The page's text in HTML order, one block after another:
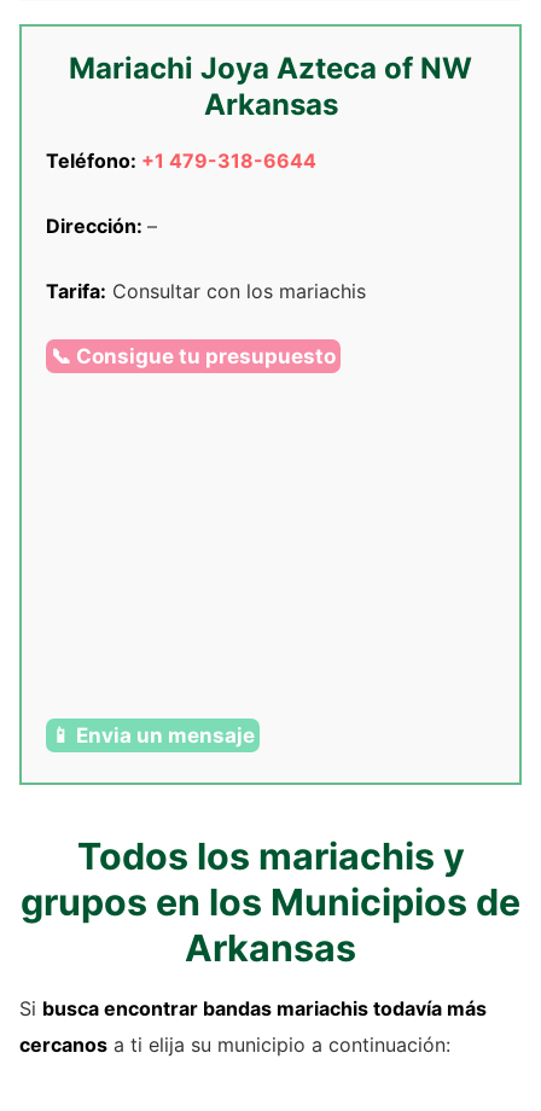
Mariachi Joya Azteca of NW
Arkansas
Teléfono: +1 479-318-6644
Dirección: –
Tarifa: Consultar con los mariachis
📞 Consigue tu presupuesto
📱 Envia un mensaje
Todos los mariachis y
grupos en los Municipios de
Arkansas
Si busca encontrar bandas mariachis todavía más
cercanos a ti elija su municipio a continuación: